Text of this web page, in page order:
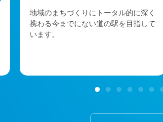
地域のまちづくりにトータル的に深く
携わる今までにない道の駅を目指して
います。